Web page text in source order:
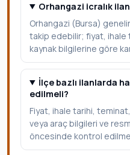
Orhangazi icralık
Orhangazi (Bursa)
takip edebilir; fiyat, ihale
kaynak bilgilerine göre
İlçe bazlı ilanlarda
edilmeli?
Fiyat, ihale tarihi,
veya araç bilgileri ve
öncesinde kontrol